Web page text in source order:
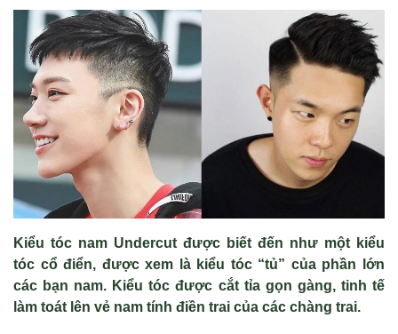
Kiểu tóc nam Undercut được biết đến như một kiểu
tóc cổ điển, được xem là kiểu tóc “tủ” của phần lớn
các bạn nam. Kiểu tóc được cắt tỉa gọn gàng, tinh tế
làm toát lên vẻ nam tính điền trai của các chàng trai.